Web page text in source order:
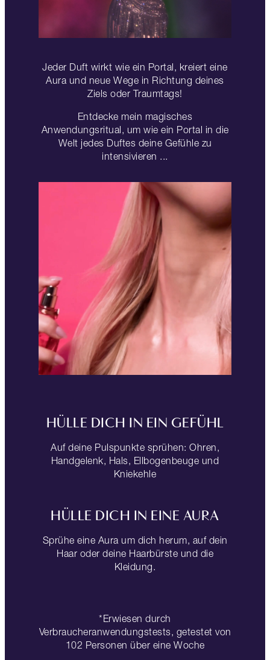
Jeder Duft wirkt wie ein Portal, kreiert eine
Aura und neue Wege in Richtung deines
Ziels oder Traumtags!
Entdecke mein magisches
Anwendungsritual, um wie ein Portal in die
Welt jedes Duftes deine Gefühle zu
intensivieren ...
HÜLLE DICH IN EIN GEFÜHL
Auf deine Pulspunkte sprühen: Ohren,
Handgelenk, Hals, Ellbogenbeuge und
Kniekehle
HÜLLE DICH IN EINE AURA
Sprühe eine Aura um dich herum, auf dein
Haar oder deine Haarbürste und die
Kleidung.
*Erwiesen durch
Verbraucheranwendungstests, getestet von
102 Personen über eine Woche